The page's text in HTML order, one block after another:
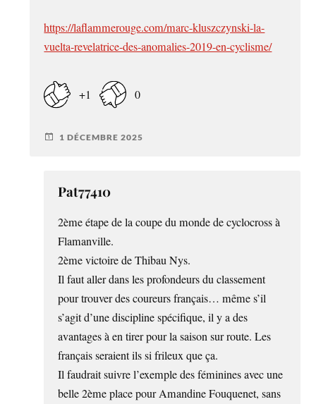
https://laflammerouge.com/marc-kluszczynski-la-
vuelta-revelatrice-des-anomalies-2019-en-cyclisme/
+1 0
1 DÉCEMBRE 2025
Pat77410
2ème étape de la coupe du monde de cyclocross à
Flamanville.
2ème victoire de Thibau Nys.
Il faut aller dans les profondeurs du classement
pour trouver des coureurs français… même s’il
s’agit d’une discipline spécifique, il y a des
avantages à en tirer pour la saison sur route. Les
français seraient ils si frileux que ça.
Il faudrait suivre l’exemple des féminines avec une
belle 2ème place pour Amandine Fouquenet, sans